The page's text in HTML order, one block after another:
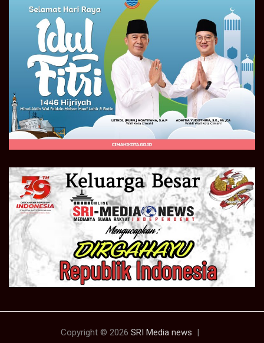
Copyright © 2026 SRI Media news